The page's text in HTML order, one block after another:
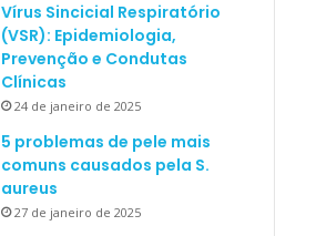
Vírus Sincicial Respiratório
(VSR): Epidemiologia,
Prevenção e Condutas
Clínicas
24 de janeiro de 2025
5 problemas de pele mais
comuns causados pela S.
aureus
27 de janeiro de 2025